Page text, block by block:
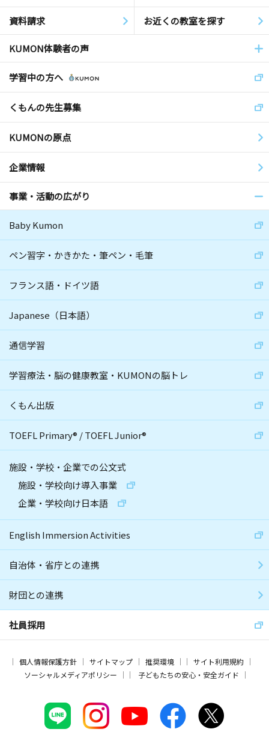
資料請求 お近くの教室を探す
KUMON体験者の声
学習中の方へ
くもんの先生募集
KUMONの原点
企業情報
事業・活動の広がり
Baby Kumon
ペン習字・かきかた・筆ペン・毛筆
フランス語・ドイツ語
Japanese（日本語）
通信学習
学習療法・脳の健康教室・KUMONの脳トレ
くもん出版
TOEFL Primary® /TOEFL Junior®
施設・学校・企業での公文式
施設・学校向け導入事業
企業・学校向け日本語
English Immersion Activities
自治体・省庁との連携
財団との連携
社員採用
個人情報保護方針 サイトマップ 推奨環境
サイト利用規約
ソーシャルメディアポリシー
子どもたちの安心・安全ガイド